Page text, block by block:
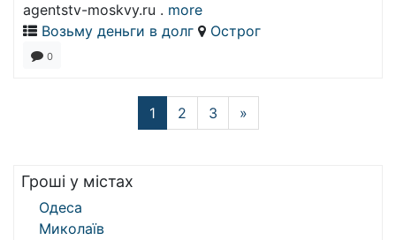
agentstv-moskvy.ru . more
Возьму деньги в долг
Острог
0
1 2 3 »
Гроші у містах
Одеса
Миколаїв